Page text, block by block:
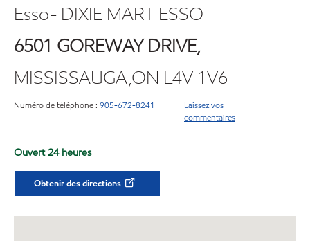
Esso- DIXIE MART ESSO
6501 GOREWAY DRIVE,
MISSISSAUGA,ON L4V 1V6
Numéro de téléphone : 905-672-8241
Laissez vos
commentaires
Ouvert 24 heures
Obtenir des directions